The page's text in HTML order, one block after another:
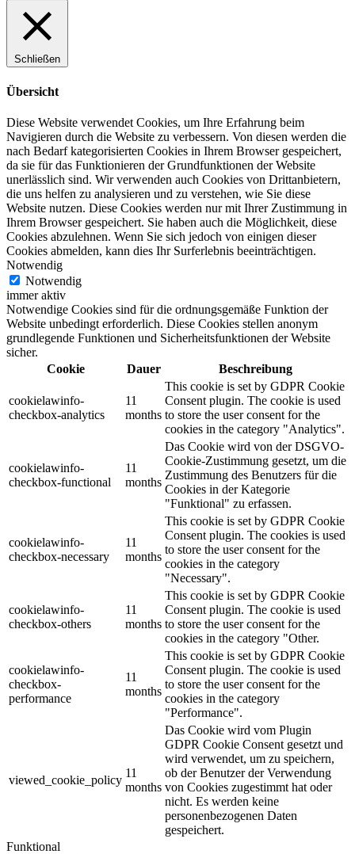
Schließen
Übersicht
Diese Website verwendet Cookies, um Ihre Erfahrung beim
Navigieren durch die Website zu verbessern. Von diesen werden die
nach Bedarf kategorisierten Cookies in Ihrem Browser gespeichert,
da sie für das Funktionieren der Grundfunktionen der Website
unerlässlich sind. Wir verwenden auch Cookies von Drittanbietern,
die uns helfen zu analysieren und zu verstehen, wie Sie diese
Website nutzen. Diese Cookies werden nur mit Ihrer Zustimmung in
Ihrem Browser gespeichert. Sie haben auch die Möglichkeit, diese
Cookies abzulehnen. Wenn Sie sich jedoch von einigen dieser
Cookies abmelden, kann dies Ihr Surferlebnis beeinträchtigen.
Notwendig
Notwendig
immer aktiv
Notwendige Cookies sind für die ordnungsgemäße Funktion der
Website unbedingt erforderlich. Diese Cookies stellen anonym
grundlegende Funktionen und Sicherheitsfunktionen der Website
sicher.
Cookie
Dauer Beschreibung
cookielawinfo-
checkbox-analytics
11
months
This cookie is set by GDPR Cookie
Consent plugin. The cookie is used
to store the user consent for the
cookies in the category "Analytics".
cookielawinfo-
checkbox-functional
11
months
Das Cookie wird von der DSGVO-
Cookie-Zustimmung gesetzt, um die
Zustimmung des Benutzers für die
Cookies in der Kategorie
"Funktional" zu erfassen.
cookielawinfo-
checkbox-necessary
11
months
This cookie is set by GDPR Cookie
Consent plugin. The cookies is used
to store the user consent for the
cookies in the category
"Necessary".
cookielawinfo-
checkbox-others
11
months
This cookie is set by GDPR Cookie
Consent plugin. The cookie is used
to store the user consent for the
cookies in the category "Other.
cookielawinfo-
checkbox-
performance
11
months
This cookie is set by GDPR Cookie
Consent plugin. The cookie is used
to store the user consent for the
cookies in the category
"Performance".
viewed_cookie_policy
11
months
Das Cookie wird vom Plugin
GDPR Cookie Consent gesetzt und
wird verwendet, um zu speichern,
ob der Benutzer der Verwendung
von Cookies zugestimmt hat oder
nicht. Es werden keine
personenbezogenen Daten
gespeichert.
Funktional